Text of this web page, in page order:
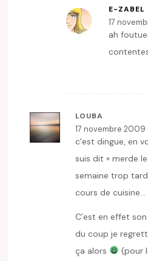
E-ZABEL
17
ah
LOUBA
17 novembre 2009
c’est dingue, en
suis dit « merde
semaine trop tard
cours de cuisine…
C’est en effet
du coup je
ça alors
(pour